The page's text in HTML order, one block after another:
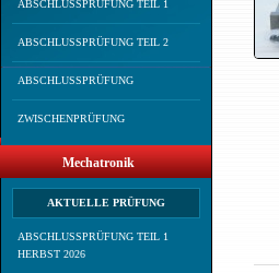
ABSCHLUSSPRÜFUNG TEIL 1
ABSCHLUSSPRÜFUNG TEIL 2
ABSCHLUSSPRÜFUNG
ZWISCHENPRÜFUNG
Mechatronik
AKTUELLE PRÜFUNG
ABSCHLUSSPRÜFUNG TEIL 1
HERBST 2026